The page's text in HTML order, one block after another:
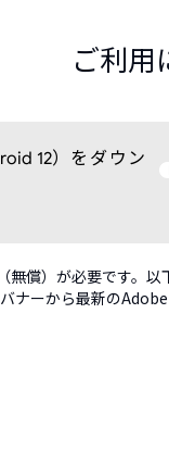
ご利用
12）をダウン
償）が必要です。以
ーから最新の